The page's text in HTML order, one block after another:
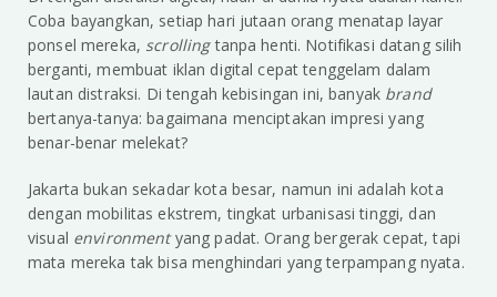
Coba bayangkan, setiap hari jutaan orang menatap layar
ponsel mereka, scrollingtanpa henti. Notifikasi datang silih
berganti, membuat iklan digital cepat tenggelam dalam
lautan distraksi. Di tengah kebisingan ini, banyak brand
bertanya-tanya: bagaimana menciptakan impresi yang
benar-benar melekat?
Jakarta bukan sekadar kota besar, namun ini adalah kota
dengan mobilitas ekstrem, tingkat urbanisasi tinggi, dan
visual environmentyang padat. Orang bergerak cepat, tapi
mata mereka tak bisa menghindari yang terpampang nyata.